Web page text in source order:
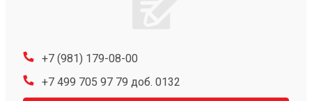
+7 (981) 179-08-00
+7 499 705 97 79 доб. 0132